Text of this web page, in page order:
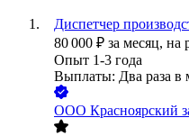
Диспетчер
80 000 ₽ за месяц, на
Опыт 1-3 года
Выплаты: Два раза в
ООО Красноярский